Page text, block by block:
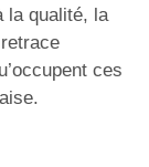
la qualité, la
ces